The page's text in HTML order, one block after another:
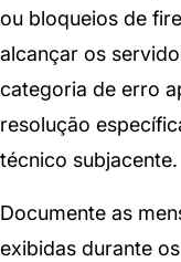
ou bloqueios de
alcançar os
categoria de erro
resolução
técnico subjacente.
Documente as
exibidas durante